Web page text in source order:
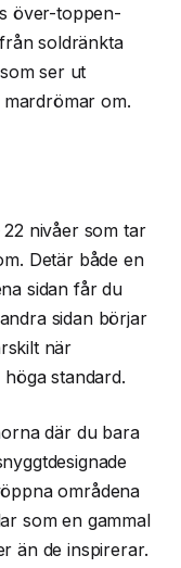
över-toppen-
soldränkta
ser ut
om.
22 nivåer som tar
Detär både en
sidan får du
sidan börjar
när
standard.
där du bara
områdena
som en gammal
än de inspirerar.